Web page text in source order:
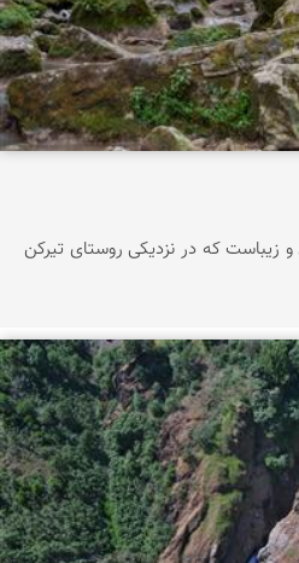
زیباست که در نزدیکی روستای تیرکن